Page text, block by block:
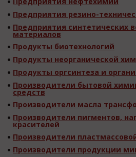
Предприятия резино-
Предприятия синтетических
материалов
Продукты биотехнологий
Продукты неорганической
Продукты оргсинтеза и
Производители бытовой
средств
Производители масла
Производители пигментов,
красителей
Производители
Производители продукции